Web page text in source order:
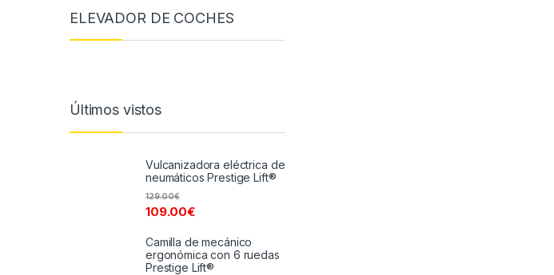
ELEVADOR DE COCHES
Últimos vistos
Vulcanizadora eléctrica de
neumáticos Prestige Lift®
109.00€
129.00€
Camilla de mecánico
ergonómica con 6 ruedas
Prestige Lift®